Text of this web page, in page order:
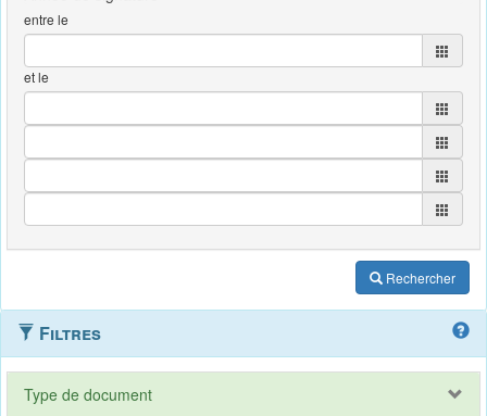
entre le
et le
Rechercher
Filtres
Type de document